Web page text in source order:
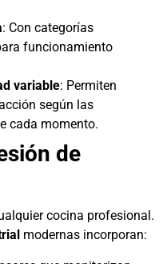
: Con categorías
funcionamiento
variable: Permiten
según las
cada momento.
de
cocina profesional.
modernas incorporan: